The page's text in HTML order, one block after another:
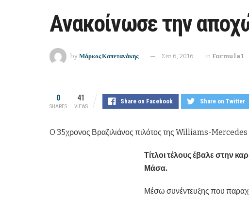
Ανακοίνωσε την
by Μάρκος Καπετανάκης Σεπ 6, 2016 in Formula 1
0
SHARES
41
VIEWS
Share on Facebook Share on Twitter
O 35χρονος Βραζιλιάνος πιλότος της Williams-
Τίτλοι τέλους έβαλε στην
Μάσα.
Μέσω συνέντευξης που